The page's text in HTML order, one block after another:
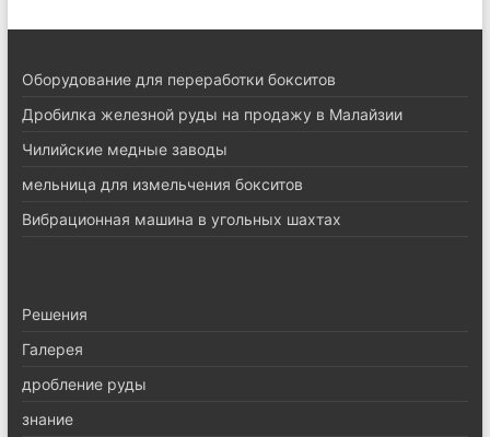
Оборудование для переработки бокситов
Дробилка железной руды на продажу в Малайзии
Чилийские медные заводы
мельница для измельчения бокситов
Вибрационная машина в угольных шахтах
Pешения
Галерея
дробление руды
знание